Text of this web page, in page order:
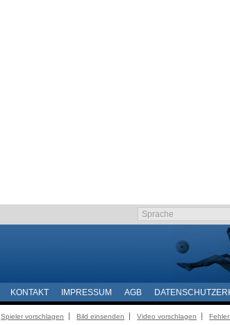
KONTAKT IMPRESSUM AGB
Spieler vorschlagen Bild einsenden Video vorschlagen